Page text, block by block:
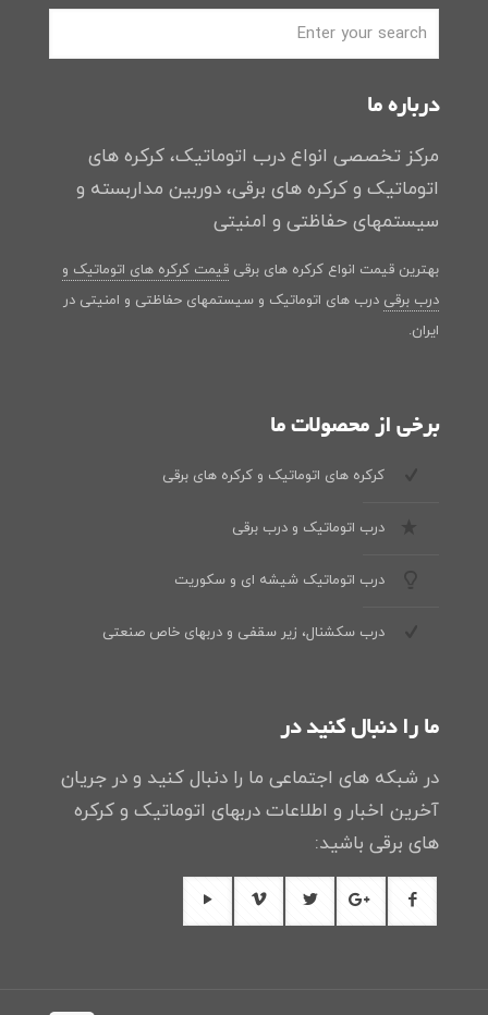
درباره ما
مرکز تخصصی انواع درب اتوماتیک، کرکره های
اتوماتیک و کرکره های برقی، دوربین مداربسته و
سیستمهای حفاظتی و امنیتی
بهترین قیمت انواع کرکره های برقی قیمت کرکره های اتوماتیک و
درب برقی درب های اتوماتیک و سیستمهای حفاظتی و امنیتی در
ایران.
برخی از محصولات ما
کرکره های اتوماتیک و کرکره های برقی
درب اتوماتیک و درب برقی
درب اتوماتیک شیشه ای و سکوریت
درب سکشنال، زیر سقفی و دربهای خاص صنعتی
ما را دنبال کنید در
در شبکه های اجتماعی ما را دنبال کنید و در جریان
آخرین اخبار و اطلاعات دربهای اتوماتیک و کرکره
های برقی باشید: